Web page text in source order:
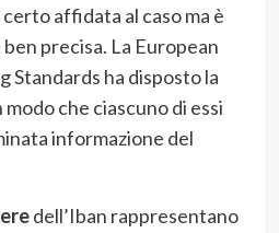
affidata al caso ma è
precisa. La European
Standards ha disposto la
che ciascuno di essi
informazione del
dell’Iban rappresentano